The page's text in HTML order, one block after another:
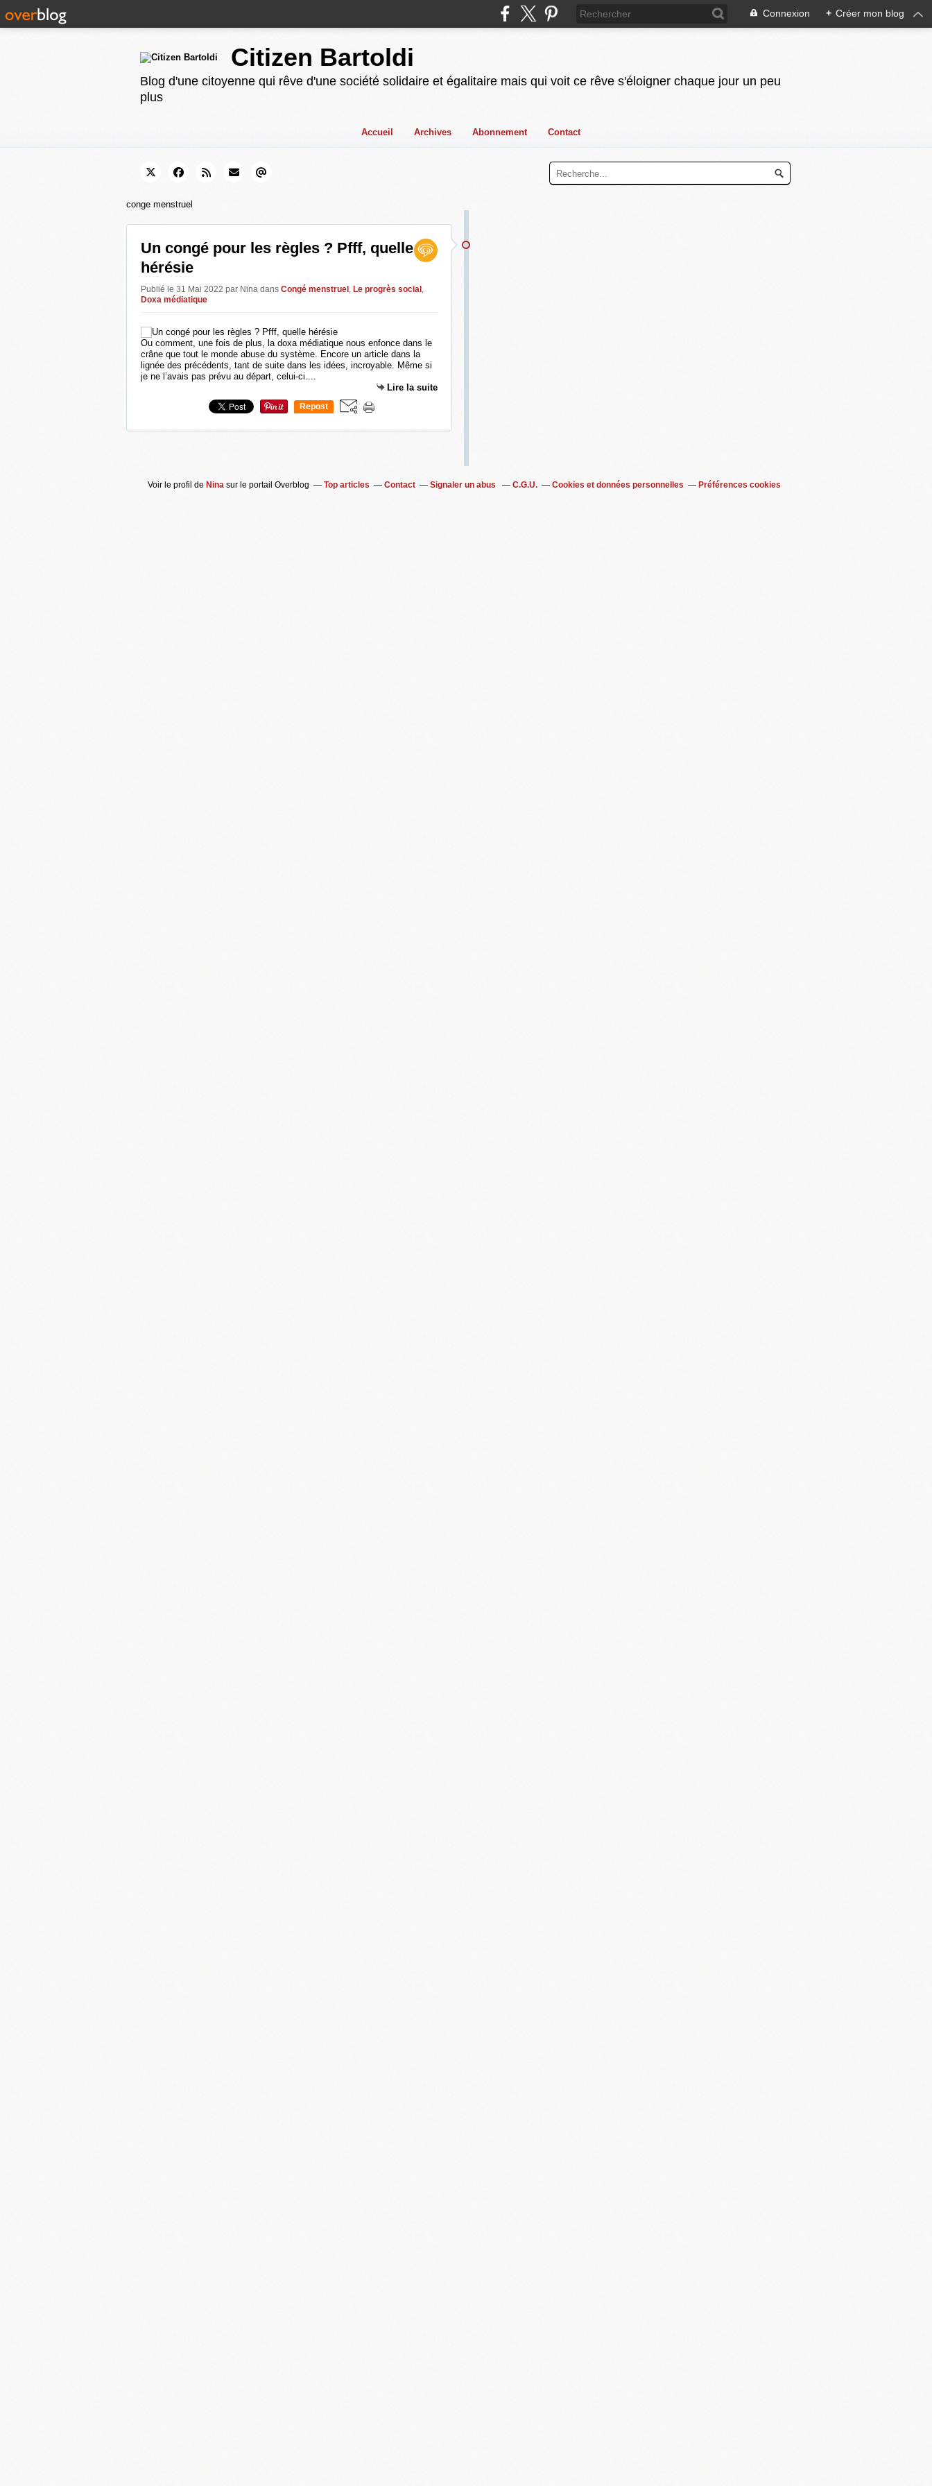
Connexion + Créer mon blog
Citizen Bartoldi
Blog d'une citoyenne qui rêve d'une société solidaire et égalitaire mais qui voit ce rêve s'éloigner chaque jour un peu
plus
Accueil Archives Abonnement Contact
conge menstruel
Un congé pour les règles ? Pfff, quelle
hérésie
Publié le 31 Mai 2022 par Nina dans Congé menstruel , Le progrès social ,
Doxa médiatique
Ou comment, une fois de plus, la doxa médiatique nous enfonce dans le
crâne que tout le monde abuse du système. Encore un article dans la
lignée des précédents, tant de suite dans les idées, incroyable. Même si
je ne l’avais pas prévu au départ, celui-ci....
Lire la suite
Repost
Voir le profil de Ninasur le portail Overblog Top articles Contact Signaler un abus C.G.U. Cookies et données personnelles Préférences cookies